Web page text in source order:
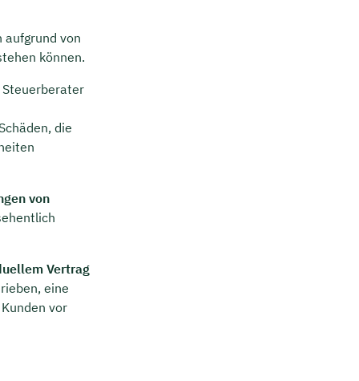
aufgrund von
können.
die
von
Vertrag
eine
vor